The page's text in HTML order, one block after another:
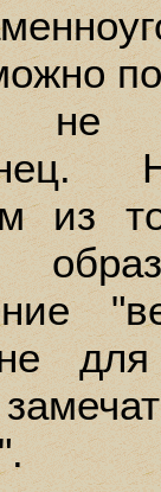
не
из
для